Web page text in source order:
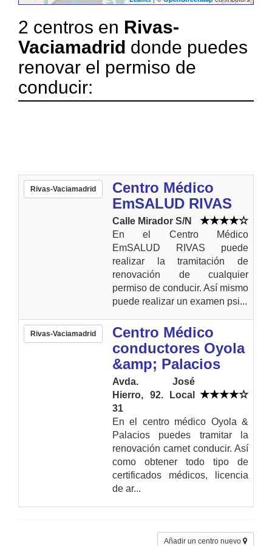
2 centros en Rivas-
Vaciamadrid donde puedes
renovar el permiso de
conducir:
Rivas-Vaciamadrid
Centro Médico
EmSALUD RIVAS
Calle Mirador S/N
En el Centro Médico
EmSALUD RIVAS puede
realizar la tramitación de
renovación de cualquier
permiso de conducir. Así mismo
puede realizar un examen psi...
Rivas-Vaciamadrid
Centro Médico
conductores Oyola
&amp; Palacios
Avda. José
Hierro, 92. Local
31
En el centro médico Oyola &
Palacios puedes tramitar la
renovación carnet conducir. Así
como obtener todo tipo de
certificados médicos, licencia
de ar...
Añadir un centro nuevo